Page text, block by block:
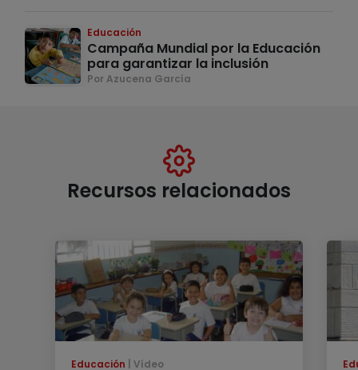
Educación
Campaña Mundial por la Educación
para garantizar la inclusión
Por Azucena García
Recursos relacionados
Educación Vídeo